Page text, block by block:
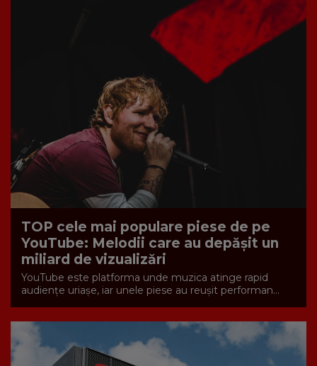
TOP cele mai populare piese de pe
YouTube: Melodii care au depășit un
miliard de vizualizări
YouTube este platforma unde muzica atinge rapid
audiențe uriașe, iar unele piese au reușit performan...